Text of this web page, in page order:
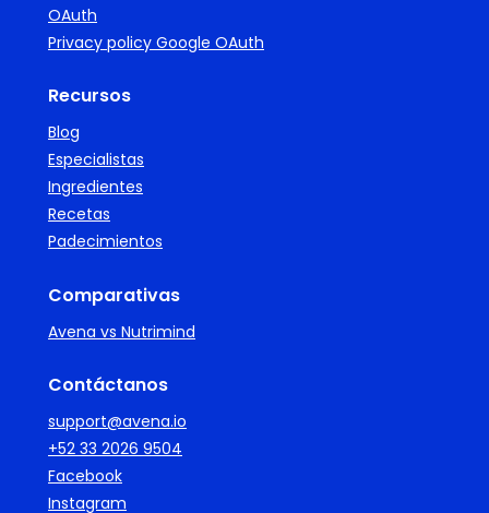
OAuth
Privacy policy Google OAuth
Recursos
Blog
Especialistas
Ingredientes
Recetas
Padecimientos
Comparativas
Avena vs Nutrimind
Contáctanos
support@avena.io
+52 33 2026 9504
Facebook
Instagram